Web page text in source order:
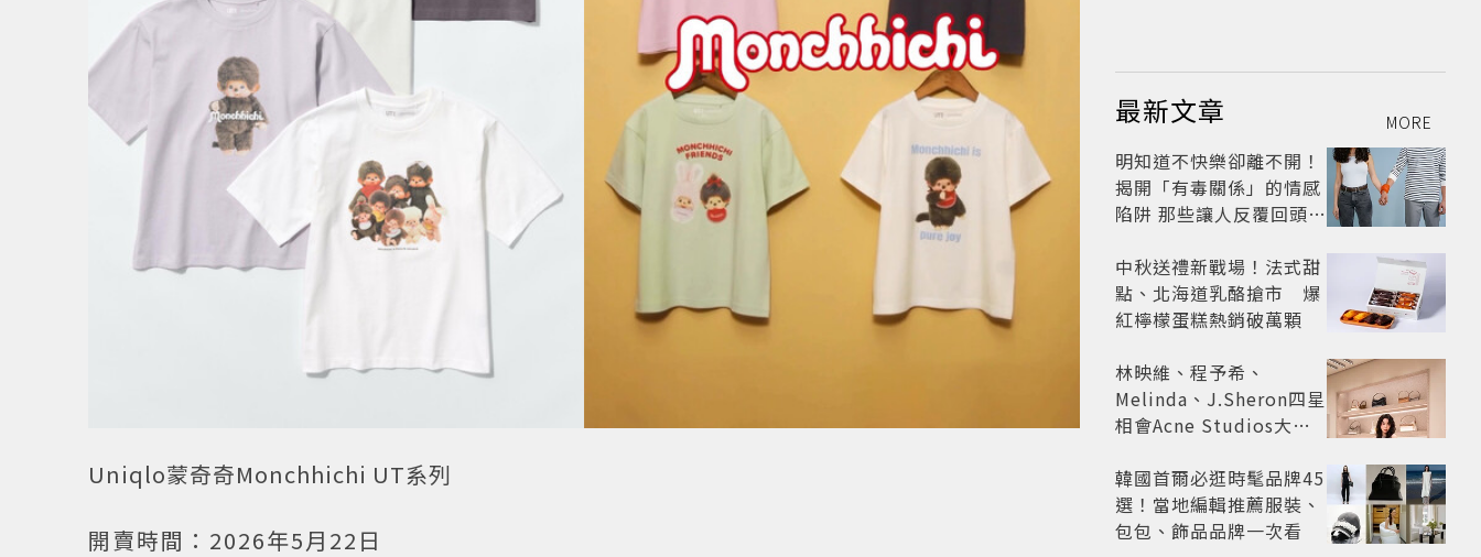
Uniqlo蒙奇奇Monchhichi UT系列
開賣時間：2026年5月22日
最新文章 MORE
明知道不快樂卻離不開！
揭開「有毒關係」的情感
陷阱 那些讓人反覆回頭的
戒？
中秋送禮新戰場！法式甜
點、北海道乳酪搶市 爆
紅檸檬蛋糕熱銷破萬顆
林映維、程予希、
Melinda、J.Sheron四星
相會Acne Studios大曬
韓國首爾必逛時髦品牌45
選！當地編輯推薦服裝、
包包、飾品品牌一次看